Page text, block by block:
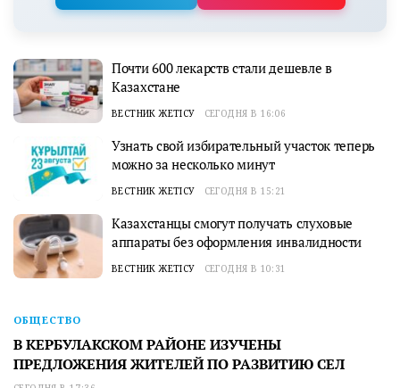
Почти 600 лекарств стали дешевле в
Казахстане
ВЕСТНИК ЖЕТІСУ СЕГОДНЯ В 16:06
Узнать свой избирательный участок теперь
можно за несколько минут
ВЕСТНИК ЖЕТІСУ СЕГОДНЯ В 15:21
Казахстанцы смогут получать слуховые
аппараты без оформления инвалидности
ВЕСТНИК ЖЕТІСУ СЕГОДНЯ В 10:31
ОБЩЕСТВО
В КЕРБУЛАКСКОМ РАЙОНЕ ИЗУЧЕНЫ
ПРЕДЛОЖЕНИЯ ЖИТЕЛЕЙ ПО РАЗВИТИЮ СЕЛ